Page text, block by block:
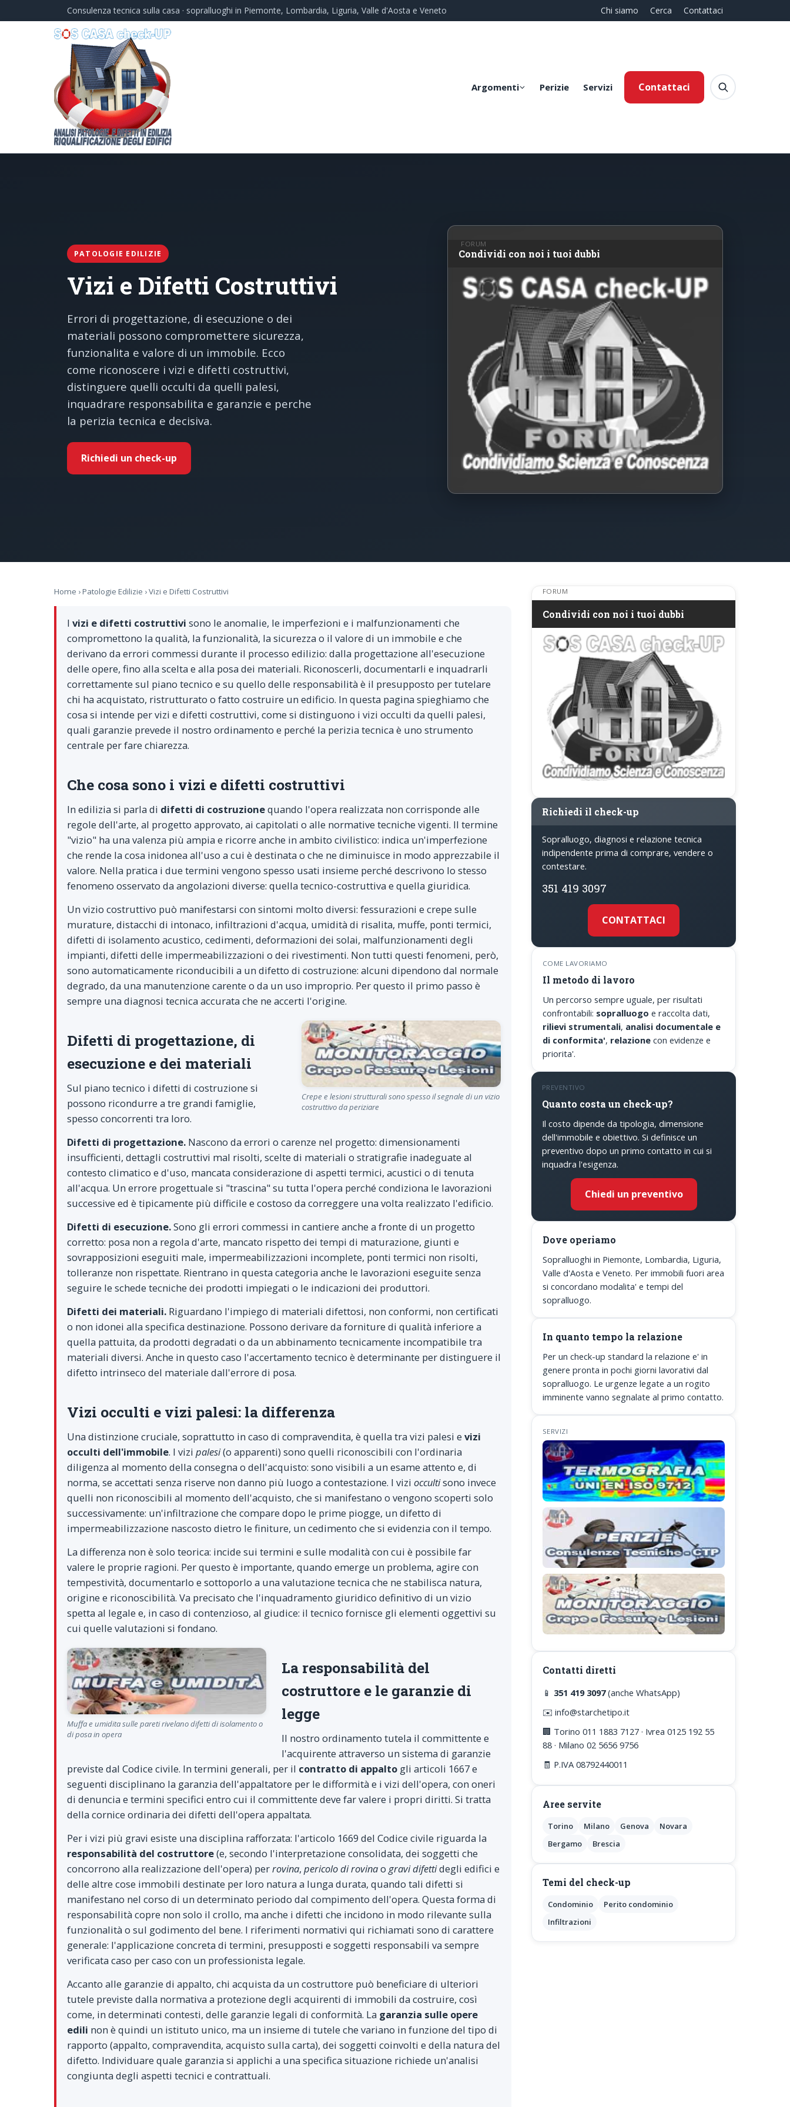
Consulenza tecnica sulla casa · sopralluoghi in Piemonte, Lombardia, Liguria, Valle d'Aosta e Veneto Chi siamo Cerca Contattaci
Argomenti Perizie Servizi Contattaci
PATOLOGIE EDILIZIE
Vizi e Difetti Costruttivi
Errori di progettazione, di esecuzione o dei
materiali possono compromettere sicurezza,
funzionalita e valore di un immobile. Ecco
come riconoscere i vizi e difetti costruttivi,
distinguere quelli occulti da quelli palesi,
inquadrare responsabilita e garanzie e perche
la perizia tecnica e decisiva.
Richiedi un check-up
FORUM
Condividi con noi i tuoi dubbi
Home ›Patologie Edilizie › Vizi e Difetti Costruttivi
I vizi e difetti costruttivi sono le anomalie, le imperfezioni e i malfunzionamenti che
compromettono la qualità, la funzionalità, la sicurezza o il valore di un immobile e che
derivano da errori commessi durante il processo edilizio: dalla progettazione all'esecuzione
delle opere, fino alla scelta e alla posa dei materiali. Riconoscerli, documentarli e inquadrarli
correttamente sul piano tecnico e su quello delle responsabilità è il presupposto per tutelare
chi ha acquistato, ristrutturato o fatto costruire un edificio. In questa pagina spieghiamo che
cosa si intende per vizi e difetti costruttivi, come si distinguono i vizi occulti da quelli palesi,
quali garanzie prevede il nostro ordinamento e perché la perizia tecnica è uno strumento
centrale per fare chiarezza.
Che cosa sono i vizi e difetti costruttivi
In edilizia si parla di difetti di costruzionequando l'opera realizzata non corrisponde alle
regole dell'arte, al progetto approvato, ai capitolati o alle normative tecniche vigenti. Il termine
"vizio" ha una valenza più ampia e ricorre anche in ambito civilistico: indica un'imperfezione
che rende la cosa inidonea all'uso a cui è destinata o che ne diminuisce in modo apprezzabile il
valore. Nella pratica i due termini vengono spesso usati insieme perché descrivono lo stesso
fenomeno osservato da angolazioni diverse: quella tecnico-costruttiva e quella giuridica.
Un vizio costruttivo può manifestarsi con sintomi molto diversi: fessurazioni e crepe sulle
murature, distacchi di intonaco, infiltrazioni d'acqua, umidità di risalita, muffe, ponti termici,
difetti di isolamento acustico, cedimenti, deformazioni dei solai, malfunzionamenti degli
impianti, difetti delle impermeabilizzazioni o dei rivestimenti. Non tutti questi fenomeni, però,
sono automaticamente riconducibili a un difetto di costruzione: alcuni dipendono dal normale
degrado, da una manutenzione carente o da un uso improprio. Per questo il primo passo è
sempre una diagnosi tecnica accurata che ne accerti l'origine.
Crepe e lesioni strutturali sono spesso il segnale di un vizio
costruttivo da periziare
Difetti di progettazione, di
esecuzione e dei materiali
Sul piano tecnico i difetti di costruzione si
possono ricondurre a tre grandi famiglie,
spesso concorrenti tra loro.
Difetti di progettazione. Nascono da errori o carenze nel progetto: dimensionamenti
insufficienti, dettagli costruttivi mal risolti, scelte di materiali o stratigrafie inadeguate al
contesto climatico e d'uso, mancata considerazione di aspetti termici, acustici o di tenuta
all'acqua. Un errore progettuale si "trascina" su tutta l'opera perché condiziona le lavorazioni
successive ed è tipicamente più difficile e costoso da correggere una volta realizzato l'edificio.
Difetti di esecuzione.Sono gli errori commessi in cantiere anche a fronte di un progetto
corretto: posa non a regola d'arte, mancato rispetto dei tempi di maturazione, giunti e
sovrapposizioni eseguiti male, impermeabilizzazioni incomplete, ponti termici non risolti,
tolleranze non rispettate. Rientrano in questa categoria anche le lavorazioni eseguite senza
seguire le schede tecniche dei prodotti impiegati o le indicazioni dei produttori.
Difetti dei materiali. Riguardano l'impiego di materiali difettosi, non conformi, non certificati
o non idonei alla specifica destinazione. Possono derivare da forniture di qualità inferiore a
quella pattuita, da prodotti degradati o da un abbinamento tecnicamente incompatibile tra
materiali diversi. Anche in questo caso l'accertamento tecnico è determinante per distinguere il
difetto intrinseco del materiale dall'errore di posa.
Vizi occulti e vizi palesi: la differenza
Una distinzione cruciale, soprattutto in caso di compravendita, è quella tra vizi palesi e vizi
occulti dell'immobile. I vizi palesi(o apparenti) sono quelli riconoscibili con l'ordinaria
diligenza al momento della consegna o dell'acquisto: sono visibili a un esame attento e, di
norma, se accettati senza riserve non danno più luogo a contestazione. I vizi occultisono invece
quelli non riconoscibili al momento dell'acquisto, che si manifestano o vengono scoperti solo
successivamente: un'infiltrazione che compare dopo le prime piogge, un difetto di
impermeabilizzazione nascosto dietro le finiture, un cedimento che si evidenzia con il tempo.
La differenza non è solo teorica: incide sui termini e sulle modalità con cui è possibile far
valere le proprie ragioni. Per questo è importante, quando emerge un problema, agire con
tempestività, documentarlo e sottoporlo a una valutazione tecnica che ne stabilisca natura,
origine e riconoscibilità. Va precisato che l'inquadramento giuridico definitivo di un vizio
spetta al legale e, in caso di contenzioso, al giudice: il tecnico fornisce gli elementi oggettivi su
cui quelle valutazioni si fondano.
Muffa e umidita sulle pareti rivelano difetti di isolamento o
di posa in opera
La responsabilità del
costruttore e le garanzie di
legge
Il nostro ordinamento tutela il committente e
l'acquirente attraverso un sistema di garanzie
previste dal Codice civile. In termini generali, per il contratto di appalto gli articoli 1667 e
seguenti disciplinano la garanzia dell'appaltatore per le difformità e i vizi dell'opera, con oneri
di denuncia e termini specifici entro cui il committente deve far valere i propri diritti. Si tratta
della cornice ordinaria dei difetti dell'opera appaltata.
Per i vizi più gravi esiste una disciplina rafforzata: l'articolo 1669 del Codice civile riguarda la
responsabilità del costruttore(e, secondo l'interpretazione consolidata, dei soggetti che
concorrono alla realizzazione dell'opera) perrovina, pericolo di rovinao gravi difettidegli edifici e
delle altre cose immobili destinate per loro natura a lunga durata, quando tali difetti si
manifestano nel corso di un determinato periodo dal compimento dell'opera. Questa forma di
responsabilità copre non solo il crollo, ma anche i difetti che incidono in modo rilevante sulla
funzionalità o sul godimento del bene. I riferimenti normativi qui richiamati sono di carattere
generale: l'applicazione concreta di termini, presupposti e soggetti responsabili va sempre
verificata caso per caso con un professionista legale.
Accanto alle garanzie di appalto, chi acquista da un costruttore può beneficiare di ulteriori
tutele previste dalla normativa a protezione degli acquirenti di immobili da costruire, così
come, in determinati contesti, delle garanzie legali di conformità. La garanzia sulle opere
edili non è quindi un istituto unico, ma un insieme di tutele che variano in funzione del tipo di
rapporto (appalto, compravendita, acquisto sulla carta), dei soggetti coinvolti e della natura del
difetto. Individuare quale garanzia si applichi a una specifica situazione richiede un'analisi
congiunta degli aspetti tecnici e contrattuali.
FORUM
Condividi con noi i tuoi dubbi
Richiedi il check-up
Sopralluogo, diagnosi e relazione tecnica
indipendente prima di comprare, vendere o
contestare.
351 419 3097
CONTATTACI
COME LAVORIAMO
Il metodo di lavoro
Un percorso sempre uguale, per risultati
confrontabili: sopralluogo e raccolta dati,
rilievi strumentali, analisi documentale e
di conformita', relazione con evidenze e
priorita'.
PREVENTIVO
Quanto costa un check-up?
Il costo dipende da tipologia, dimensione
dell'immobile e obiettivo. Si definisce un
preventivo dopo un primo contatto in cui si
inquadra l'esigenza.
Chiedi un preventivo
Dove operiamo
Sopralluoghi in Piemonte, Lombardia, Liguria,
Valle d'Aosta e Veneto. Per immobili fuori area
si concordano modalita' e tempi del
sopralluogo.
In quanto tempo la relazione
Per un check-up standard la relazione e' in
genere pronta in pochi giorni lavorativi dal
sopralluogo. Le urgenze legate a un rogito
imminente vanno segnalate al primo contatto.
SERVIZI
Contatti diretti
📱 351 419 3097(anche WhatsApp)
✉️ info@starchetipo.it
🏢 Torino 011 1883 7127 · Ivrea 0125 192 55
88 · Milano 02 5656 9756
🧾 P.IVA 08792440011
Aree servite
Torino Milano Genova
Novara
Bergamo
Brescia
Temi del check-up
Condominio
Perito condominio
Infiltrazioni